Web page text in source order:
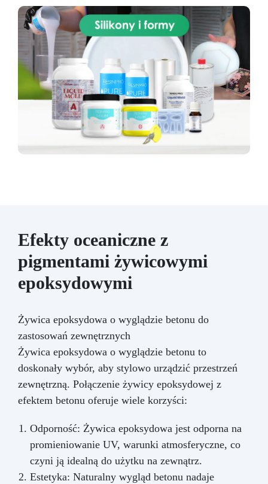
Efekty oceaniczne z
pigmentami żywicowymi
epoksydowymi
Żywica epoksydowa o wyglądzie betonu do
zastosowań zewnętrznych
Żywica epoksydowa o wyglądzie betonu to
doskonały wybór, aby stylowo urządzić przestrzeń
zewnętrzną. Połączenie żywicy epoksydowej z
efektem betonu oferuje wiele korzyści:
Odporność: Żywica epoksydowa jest odporna na
promieniowanie UV, warunki atmosferyczne, co
czyni ją idealną do użytku na zewnątrz.
Estetyka: Naturalny wygląd betonu nadaje